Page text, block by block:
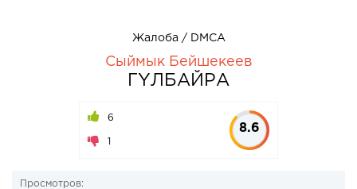
Жалоба / DMCA
Сыймык Бейшекеев
ГYЛБАЙРА
6
1
8.6
Просмотров: